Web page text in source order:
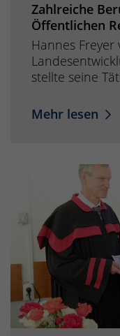
Zahlreiche
Öffentlichen
Hannes
stellte seine
Mehr lesen